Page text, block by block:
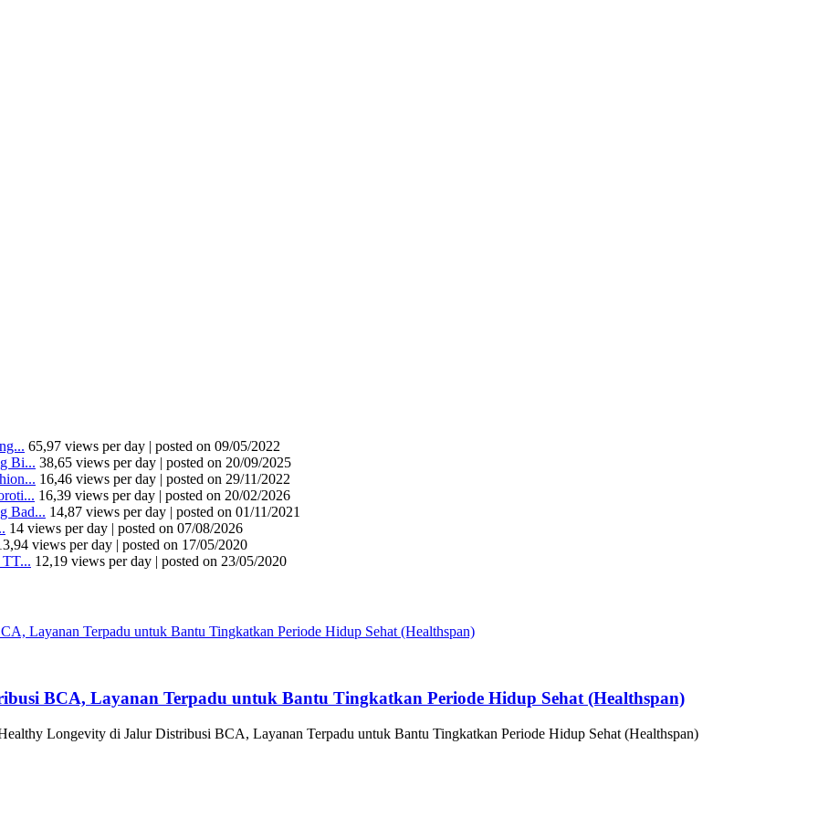
65,97 views per day | posted on 09/05/2022
Bi... 38,65 views per day | posted on 20/09/2025
16,46 views per day | posted on 29/11/2022
16,39 views per day | posted on 20/02/2026
Bad... 14,87 views per day | posted on 01/11/2021
14 views per day | posted on 07/08/2026
views per day | posted on 17/05/2020
TT... 12,19 views per day | posted on 23/05/2020
BCA, Layanan Terpadu untuk Bantu Tingkatkan Periode Hidup Sehat (Healthspan)
Longevity di Jalur Distribusi BCA, Layanan Terpadu untuk Bantu Tingkatkan Periode Hidup Sehat (Healthspan)